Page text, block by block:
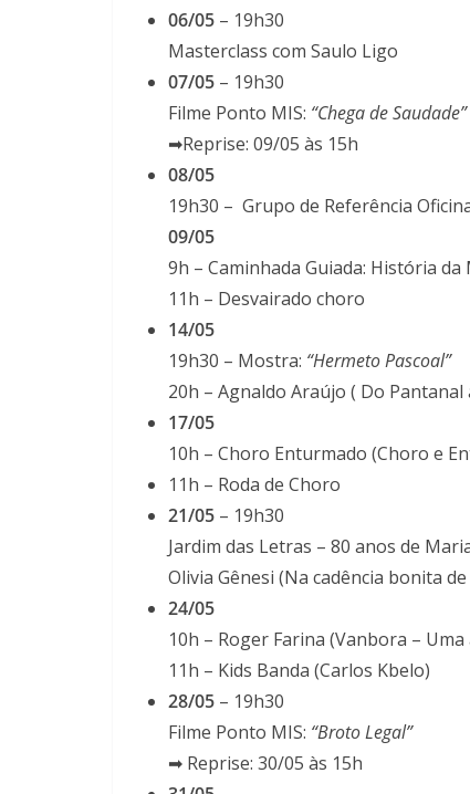
06/05 – 19h30
Masterclass com Saulo Ligo
07/05 – 19h30
Filme Ponto MIS: “Chega de Saudade”
➡Reprise: 09/05 às 15h
08/05
19h30 – Grupo de Referência
09/05
9h – Caminhada Guiada: História
11h – Desvairado choro
14/05
19h30 – Mostra: “Hermeto Pascoal”
20h – Agnaldo Araújo ( Do Pantanal
17/05
10h – Choro Enturmado (Choro e
11h – Roda de Choro
21/05 – 19h30
Jardim das Letras – 80 anos de
Olivia Gênesi (Na cadência bonita
24/05
10h – Roger Farina (Vanbora –
11h – Kids Banda (Carlos Kbelo)
28/05 – 19h30
Filme Ponto MIS: “Broto Legal”
➡ Reprise: 30/05 às 15h